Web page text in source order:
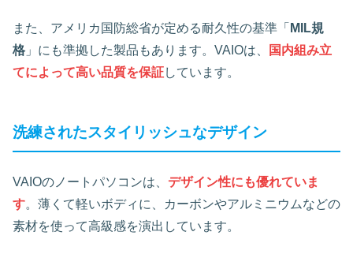
また、アメリカ国防総省が定める耐久性の基準「 MIL規
格 」にも準拠した製品もあります。VAIOは、
国内組み立
てによって高い品質を保証しています。
洗練されたスタイリッシュなデザイン
VAIOのノートパソコンは、 デザイン性にも優れていま
す。薄くて軽いボディに、カーボンやアルミニウムなどの
素材を使って高級感を演出しています。